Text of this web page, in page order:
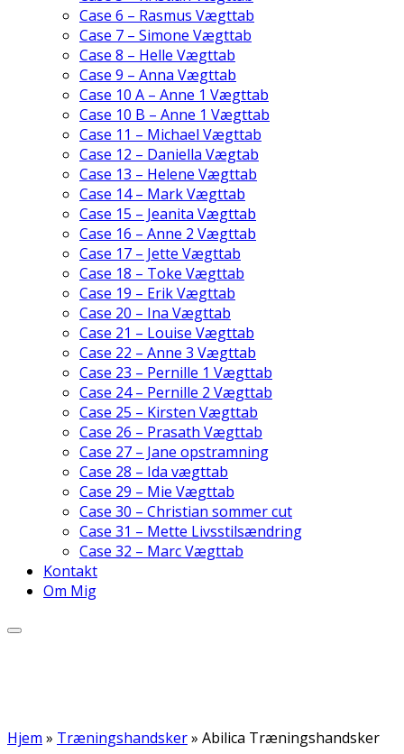
Case 6 – Rasmus Vægttab
Case 7 – Simone Vægttab
Case 8 – Helle Vægttab
Case 9 – Anna Vægttab
Case 10 A – Anne 1 Vægttab
Case 10 B – Anne 1 Vægttab
Case 11 – Michael Vægttab
Case 12 – Daniella Vægtab
Case 13 – Helene Vægttab
Case 14 – Mark Vægttab
Case 15 – Jeanita Vægttab
Case 16 – Anne 2 Vægttab
Case 17 – Jette Vægttab
Case 18 – Toke Vægttab
Case 19 – Erik Vægttab
Case 20 – Ina Vægttab
Case 21 – Louise Vægttab
Case 22 – Anne 3 Vægttab
Case 23 – Pernille 1 Vægttab
Case 24 – Pernille 2 Vægttab
Case 25 – Kirsten Vægttab
Case 26 – Prasath Vægttab
Case 27 – Jane opstramning
Case 28 – Ida vægttab
Case 29 – Mie Vægttab
Case 30 – Christian sommer cut
Case 31 – Mette Livsstilsændring
Case 32 – Marc Vægttab
Kontakt
Om Mig
Hjem » Træningshandsker» Abilica Træningshandsker